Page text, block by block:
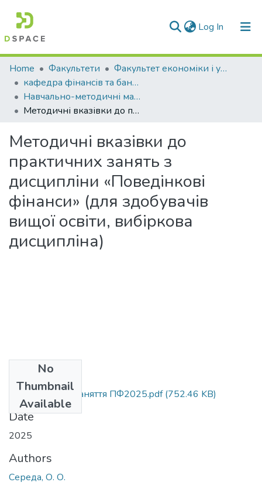
Log In (current)
Communities & Collections
All of DSpace
Statistics
Home Факультети
Факультет економіки і управління
кафедра фінансів та банківської справи
Навчально-методичні матеріали (КФіБС)
Методичні вказівки до практичних занять з дисципліни «Поведінкові фінанси» (для здобувачів вищої освіти, вибіркова дисципліна)
Методичні вказівки до
практичних занять з
дисципліни «Поведінкові
фінанси» (для здобувачів
вищої освіти, вибіркова
дисципліна)
No
Thumbnail
Available
МВПрактичне заняття ПФ2025.pdf(752.46 KB)
Date
2025
Authors
Середа, О. О.